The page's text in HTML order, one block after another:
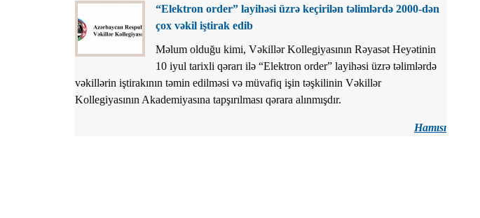
“Elektron order” layihəsi üzrə keçirilən təlimlərdə 2000-dən
çox vəkil iştirak edib
Məlum olduğu kimi, Vəkillər Kollegiyasının Rəyasət Heyətinin
10 iyul tarixli qərarı ilə “Elektron order” layihəsi üzrə təlimlərdə
vəkillərin iştirakının təmin edilməsi və müvafiq işin təşkilinin Vəkillər
Kollegiyasının Akademiyasına tapşırılması qərara alınmışdır.
Hamısı